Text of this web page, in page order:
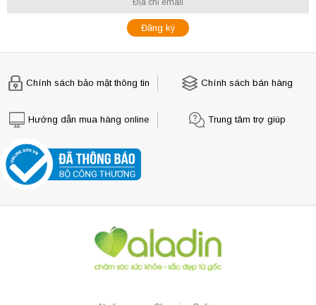
Chính sách bảo mật thông tin Chính sách bán hàng
Hướng dẫn mua hàng online Trung tâm trợ giúp